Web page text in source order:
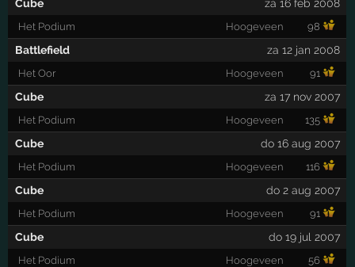
Cube za 16 feb 2008
Het Podium Hoogeveen 98
Battlefield za 12 jan 2008
Het Oor Hoogeveen 91
Cube za 17 nov 2007
Het Podium Hoogeveen 135
Cube do 16 aug 2007
Het Podium Hoogeveen 116
Cube do 2 aug 2007
Het Podium Hoogeveen 91
Cube do 19 jul 2007
Het Podium Hoogeveen 56